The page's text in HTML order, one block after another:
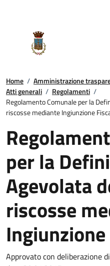
Home / Amministrazione
Atti generali / Regolamenti /
Regolamento Comunale per la
riscosse mediante Ingiunzione
per la
Agevolata
riscosse
Approvato con deliberazione